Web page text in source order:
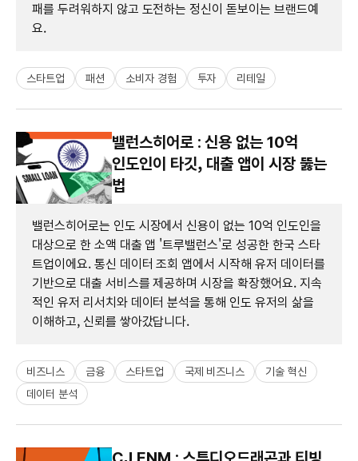
패를 두려워하지 않고 도전하는 정신이 돋보이는 브랜드예
요.
스타트업 패션 소비자 경험 투자 리테일
밸런스히어로 : 신용 없는 10억
인도인이 타깃, 대출 앱이 시장 뚫는
법
밸런스히어로는 인도 시장에서 신용이 없는 10억 인도인을
대상으로 한 소액 대출 앱 '트루밸런스'로 성공한 한국 스타
트업이에요. 통신 데이터 조회 앱에서 시작해 유저 데이터를
기반으로 대출 서비스를 제공하며 시장을 확장했어요. 지속
적인 유저 리서치와 데이터 분석을 통해 인도 유저의 삶을
이해하고, 신뢰를 쌓아갔답니다.
비즈니스 금융 스타트업 국제 비즈니스
기술 혁신
데이터 분석